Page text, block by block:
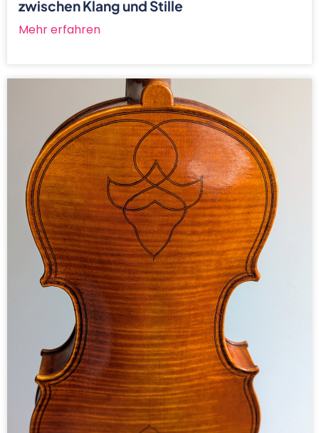
zwischen Klang und Stille
Mehr erfahren